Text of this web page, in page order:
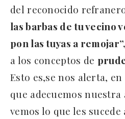
del reconocido
las barbas de tu vecino
pon las tuyas a remojar”,
a los conceptos de
Esto es,se nos alerta,
que adecuemos
vemos lo que les